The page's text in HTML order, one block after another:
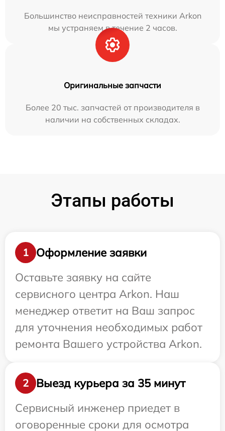
Большинство неисправностей техники Arkon
мы устраняем в течение 2 часов.
Оригинальные запчасти
Более 20 тыс. запчастей от производителя в
наличии на собственных складах.
Этапы работы
1
Оформление заявки
Оставьте заявку на сайте
сервисного центра Arkon. Наш
менеджер ответит на Ваш запрос
для уточнения необходимых работ
ремонта Вашего устройства Arkon.
2
Выезд курьера за 35 минут
Сервисный инженер приедет в
оговоренные сроки для осмотра